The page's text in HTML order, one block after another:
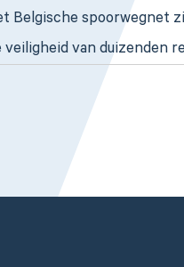
Belgische spoorwegnet
van duizenden